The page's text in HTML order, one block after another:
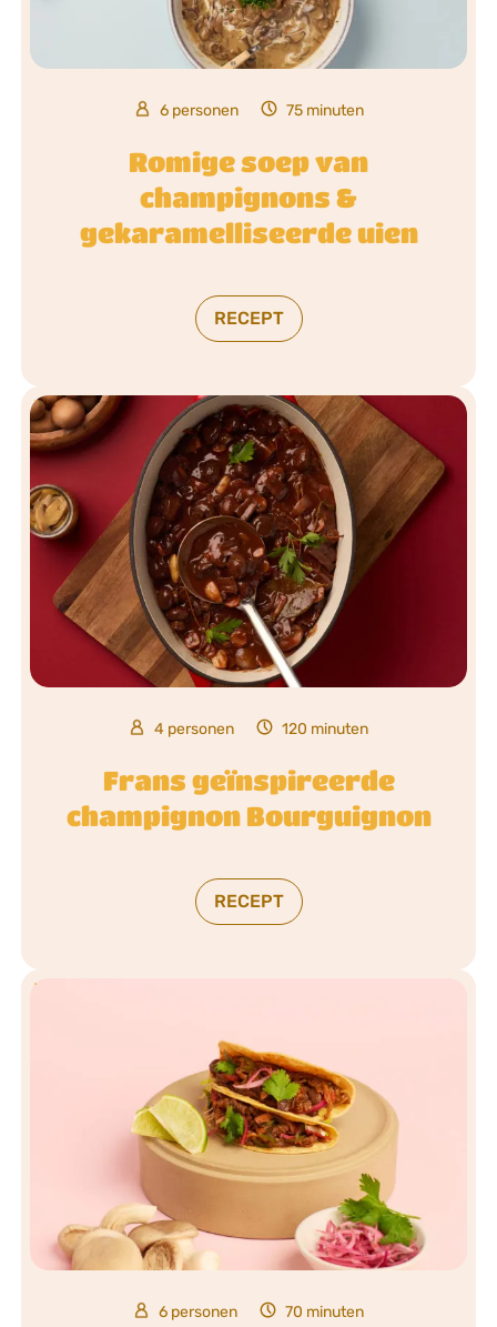
6 personen 75 minuten
Romige soep van
champignons &
gekaramelliseerde uien
RECEPT
4 personen 120 minuten
Frans geïnspireerde
champignon Bourguignon
RECEPT
6 personen 70 minuten